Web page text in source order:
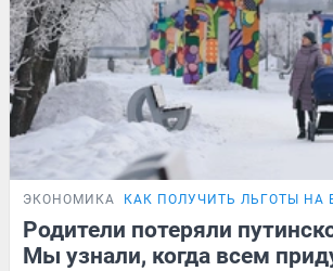
ЭКОНОМИКА КАК ПОЛУЧИТЬ ЛЬГОТЫ НА
Родители потеряли
Мы узнали, когда всем